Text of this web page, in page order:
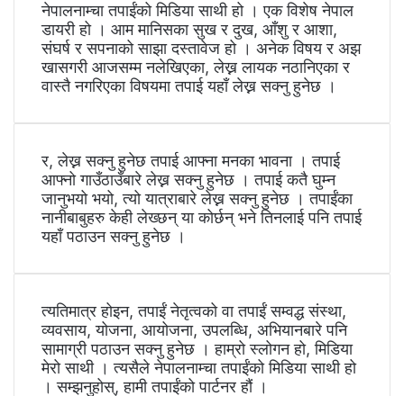
नेपालनाम्चा तपाईंको मिडिया साथी हो । एक विशेष नेपाल
डायरी हो । आम मानिसका सुख र दुख, आँशु र आशा,
संघर्ष र सपनाको साझा दस्तावेज हो । अनेक विषय र अझ
खासगरी आजसम्म नलेखिएका, लेख्न लायक नठानिएका र
वास्तै नगरिएका विषयमा तपाई यहाँ लेख्न सक्नु हुनेछ ।
र, लेख्न सक्नु हुनेछ तपाई आफ्ना मनका भावना । तपाई
आफ्नो गाउँठाउँबारे लेख्न सक्नु हुनेछ । तपाई कतै घुम्न
जानुभयो भयो, त्यो यात्राबारे लेख्न सक्नु हुनेछ । तपाईंका
नानीबाबुहरु केही लेख्छन् या कोर्छन् भने तिनलाई पनि तपाई
यहाँ पठाउन सक्नु हुनेछ ।
त्यतिमात्र होइन, तपाईं नेतृत्वको वा तपाईं सम्वद्ध संस्था,
व्यवसाय, योजना, आयोजना, उपलब्धि, अभियानबारे पनि
सामाग्री पठाउन सक्नु हुनेछ । हाम्रो स्लोगन हो, मिडिया
मेरो साथी । त्यसैले नेपालनाम्चा तपाईंको मिडिया साथी हो
। सम्झनुहोस्, हामी तपाईंको पार्टनर हौं ।